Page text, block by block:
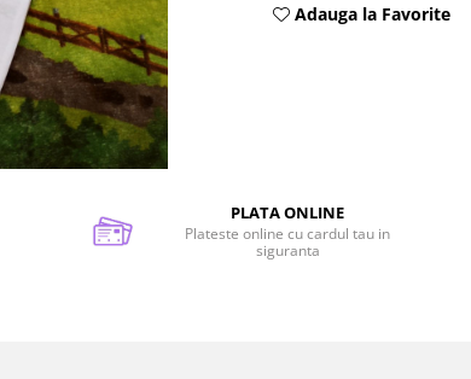
Adauga la Favorite
PLATA ONLINE
Plateste online cu cardul tau in
siguranta